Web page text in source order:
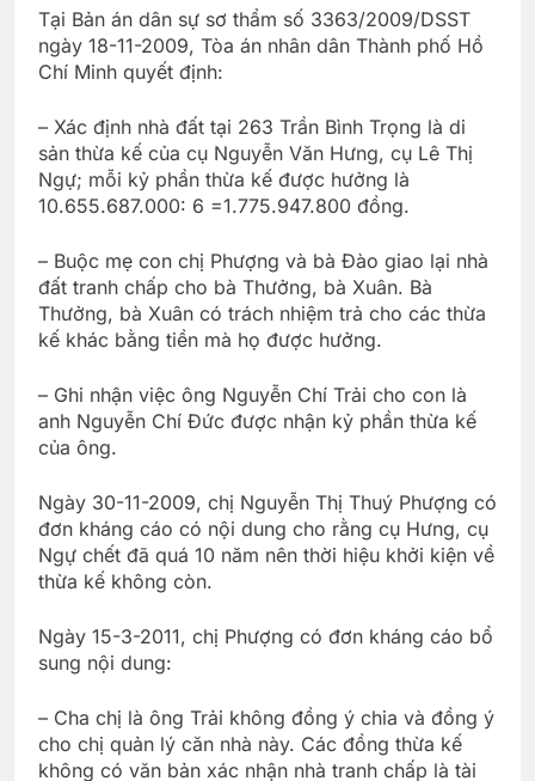
Tại Bản án dân sự sơ thẩm số 3363/2009/DSST
ngày 18-11-2009, Tòa án nhân dân Thành phố Hồ
Chí Minh quyết định:
– Xác định nhà đất tại 263 Trần Bình Trọng là di
sản thừa kế của cụ Nguyễn Văn Hưng, cụ Lê Thị
Ngự; mỗi kỷ phần thừa kế được hưởng là
10.655.687.000: 6 =1.775.947.800 đồng.
– Buộc mẹ con chị Phượng và bà Đào giao lại nhà
đất tranh chấp cho bà Thưởng, bà Xuân. Bà
Thưởng, bà Xuân có trách nhiệm trả cho các thừa
kế khác bằng tiền mà họ được hưởng.
– Ghi nhận việc ông Nguyễn Chí Trải cho con là
anh Nguyễn Chí Đức được nhận kỷ phần thừa kế
của ông.
Ngày 30-11-2009, chị Nguyễn Thị Thuý Phượng có
đơn kháng cáo có nội dung cho rằng cụ Hưng, cụ
Ngự chết đã quá 10 năm nên thời hiệu khởi kiện về
thừa kế không còn.
Ngày 15-3-2011, chị Phượng có đơn kháng cáo bổ
sung nội dung:
– Cha chị là ông Trải không đồng ý chia và đồng ý
cho chị quản lý căn nhà này. Các đồng thừa kế
không có văn bản xác nhận nhà tranh chấp là tài